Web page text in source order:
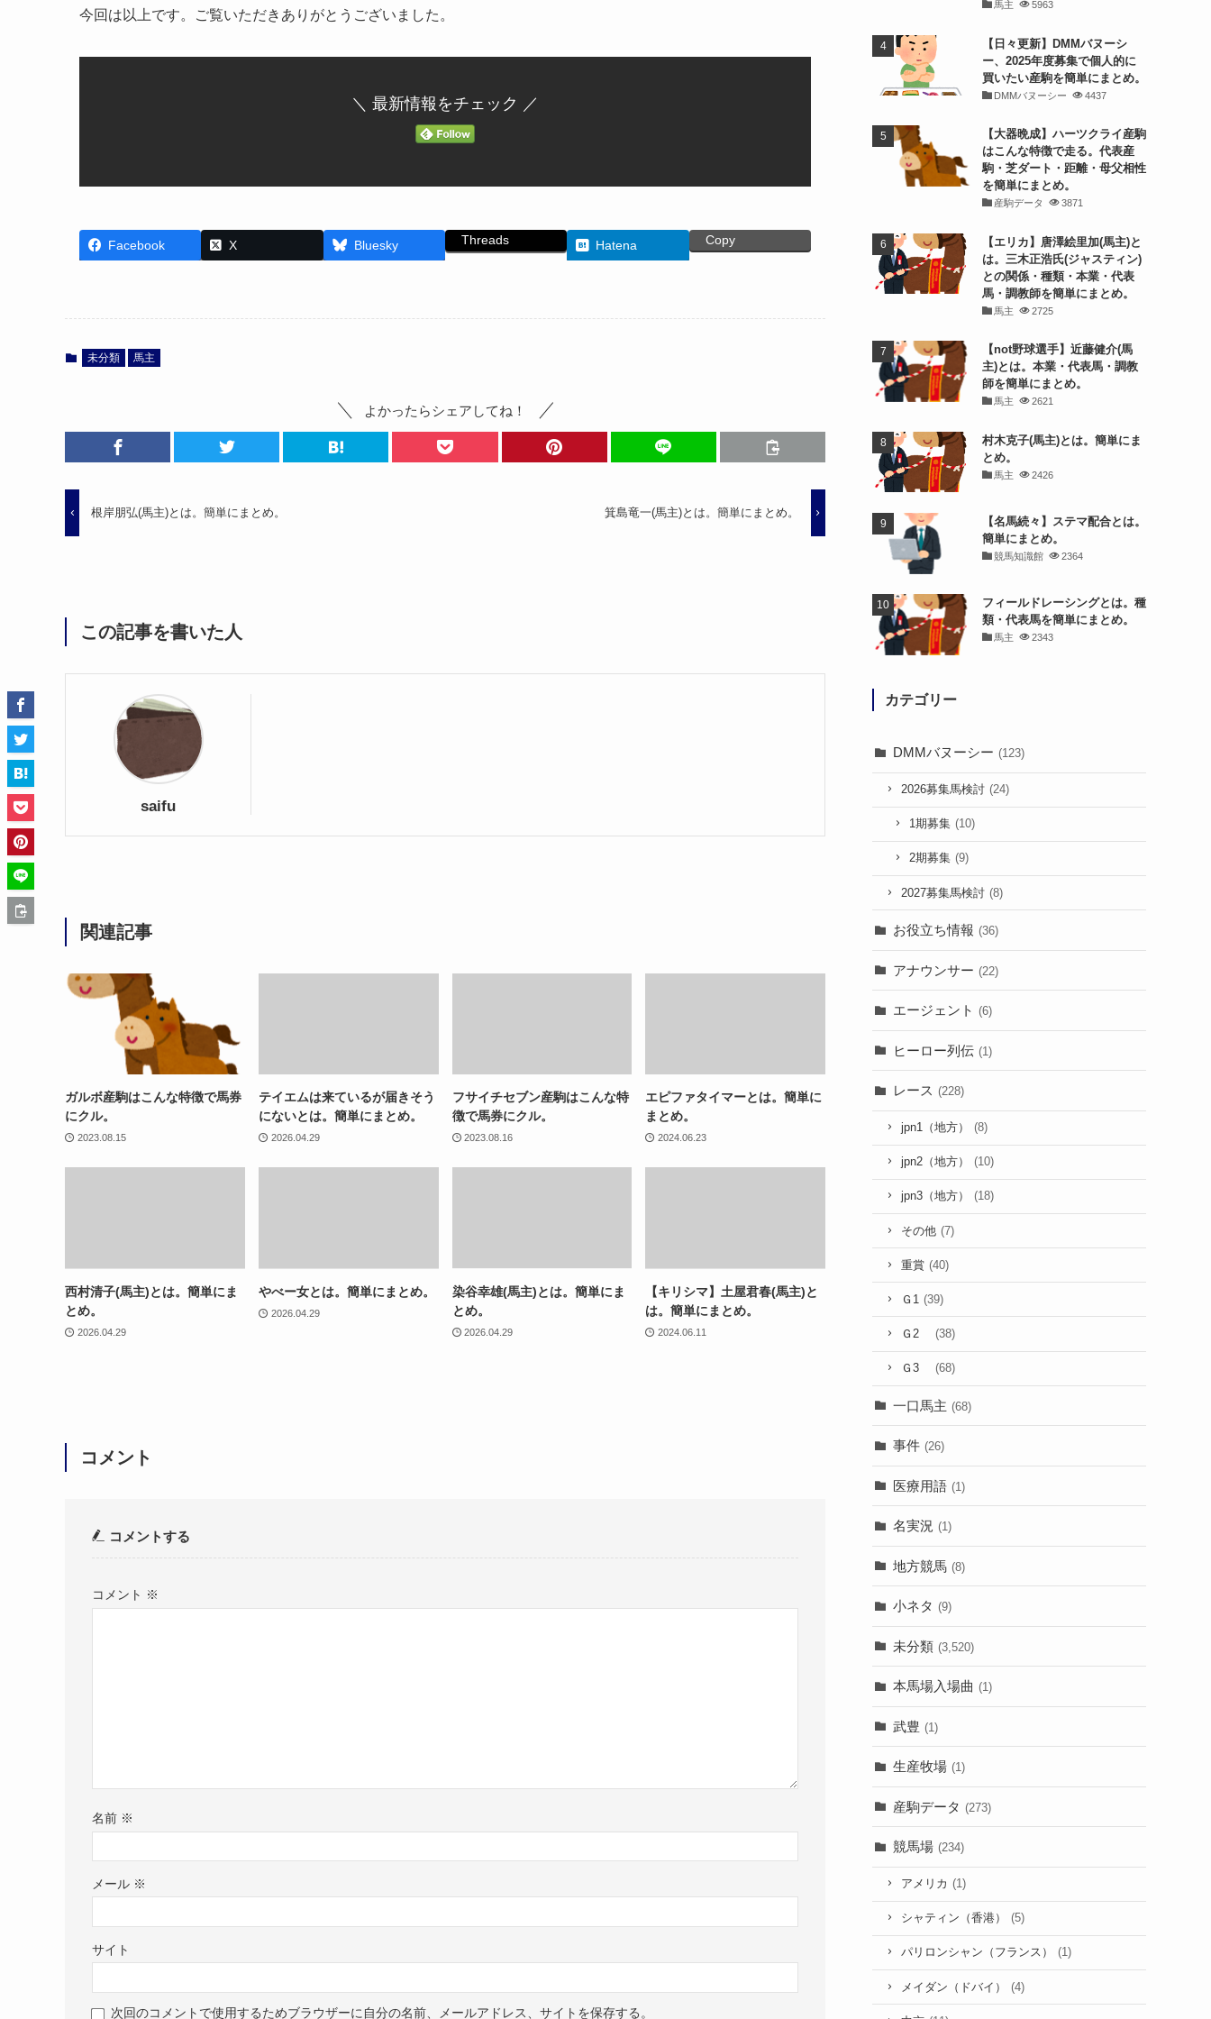
今回は以上です。ご覧いただきありがとうございました。
＼ 最新情報をチェック ／
Facebook X Bluesky Threads Hatena Copy
未分類 馬主
よかったらシェアしてね！
根岸朋弘(馬主)とは。簡単にまとめ。 箕島竜一(馬主)とは。簡単にまとめ。
この記事を書いた人
saifu
関連記事
ガルボ産駒はこんな特徴で馬券
にクル。
2023.08.15
テイエムは来ているが届きそう
にないとは。簡単にまとめ。
2026.04.29
フサイチセブン産駒はこんな特
徴で馬券にクル。
2023.08.16
エピファタイマーとは。簡単に
まとめ。
2024.06.23
西村清子(馬主)とは。簡単にま
とめ。
2026.04.29
やべー女とは。簡単にまとめ。
2026.04.29
染谷幸雄(馬主)とは。簡単にま
とめ。
2026.04.29
【キリシマ】土屋君春(馬主)と
は。簡単にまとめ。
2024.06.11
コメント
コメントする
コメント ※
名前 ※
メール ※
サイト
次回のコメントで使用するためブラウザーに自分の名前、メールアドレス、サイトを保存する。
馬主 5963
【日々更新】DMMバヌーシ
ー、2025年度募集で個人的に
買いたい産駒を簡単にまとめ。
DMMバヌーシー 4437
【大器晩成】ハーツクライ産駒
はこんな特徴で走る。代表産
駒・芝ダート・距離・母父相性
を簡単にまとめ。
産駒データ 3871
【エリカ】唐澤絵里加(馬主)と
は。三木正浩氏(ジャスティン)
との関係・種類・本業・代表
馬・調教師を簡単にまとめ。
馬主 2725
【not野球選手】近藤健介(馬
主)とは。本業・代表馬・調教
師を簡単にまとめ。
馬主 2621
村木克子(馬主)とは。簡単にま
とめ。
馬主 2426
【名馬続々】ステマ配合とは。
簡単にまとめ。
競馬知識館 2364
フィールドレーシングとは。種
類・代表馬を簡単にまとめ。
馬主 2343
カテゴリー
DMMバヌーシー (123)
2026募集馬検討 (24)
1期募集 (10)
2期募集 (9)
2027募集馬検討 (8)
お役立ち情報 (36)
アナウンサー (22)
エージェント (6)
ヒーロー列伝 (1)
レース (228)
jpn1（地方） (8)
jpn2（地方） (10)
jpn3（地方） (18)
その他 (7)
重賞 (40)
Ｇ1 (39)
Ｇ2 (38)
Ｇ3 (68)
一口馬主 (68)
事件 (26)
医療用語 (1)
名実況 (1)
地方競馬 (8)
小ネタ (9)
未分類 (3,520)
本馬場入場曲 (1)
武豊 (1)
生産牧場 (1)
産駒データ (273)
競馬場 (234)
アメリカ (1)
シャティン（香港） (5)
パリロンシャン（フランス） (1)
メイダン（ドバイ） (4)